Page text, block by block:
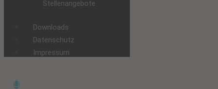
Stellenangebote
Downloads
Datenschutz
Impressum